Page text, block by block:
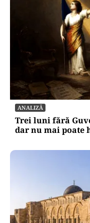
ANALIZĂ
Trei luni fără
dar nu mai poate